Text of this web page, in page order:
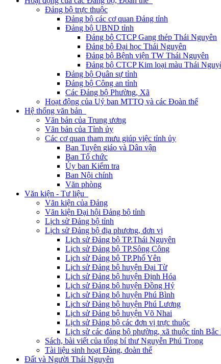
Đảng bộ trực thuộc
Đảng bộ các cơ quan Đảng tỉnh
Đảng bộ UBND tỉnh
Đảng bộ CTCP Gang thép Thái Nguyên
Đảng bộ Đại học Thái Nguyên
Đảng bộ Bệnh viện TW Thái Nguyên
Đảng bộ CTCP Kim loại màu Thái
Đảng bộ Quân sự tỉnh
Đảng bộ Công an tỉnh
Các Đảng bộ Phường, Xã
Hoạt động của Uỷ ban MTTQ và các Đoàn thể
Hệ thống văn bản
Văn bản của Trung ương
Văn bản của Tỉnh ủy
Các cơ quan tham mưu giúp việc tỉnh ủy
Ban Tuyên giáo và Dân vận
Ban Tổ chức
Ủy ban Kiểm tra
Ban Nội chính
Văn phòng
Văn kiện - Tư liệu
Văn kiện của Đảng
Văn kiện Đại hội Đảng bộ tỉnh
Lịch sử Đảng bộ tỉnh
Lịch sử Đảng bộ địa phương, đơn vị
Lịch sử Đảng bộ TP.Thái Nguyên
Lịch sử Đảng bộ TP.Sông Công
Lịch sử Đảng bộ TP.Phổ Yên
Lịch sử Đảng bộ huyện Đại Từ
Lịch sử Đảng bộ huyện Định Hóa
Lịch sử Đảng bộ huyện Đồng Hỷ
Lịch sử Đảng bộ huyện Phú Bình
Lịch sử Đảng bộ huyện Phú Lương
Lịch sử Đảng bộ huyện Võ Nhai
Lịch sử Đảng bộ các đơn vị trực thuộc
Lịch sử các đảng bộ phường, xã thuộc tỉnh Bắc
Sách, bài viết của tổng bí thư Nguyễn Phú Trọng
Tài liệu sinh hoạt Đảng, đoàn thể
Đất và Người Thái Nguyên